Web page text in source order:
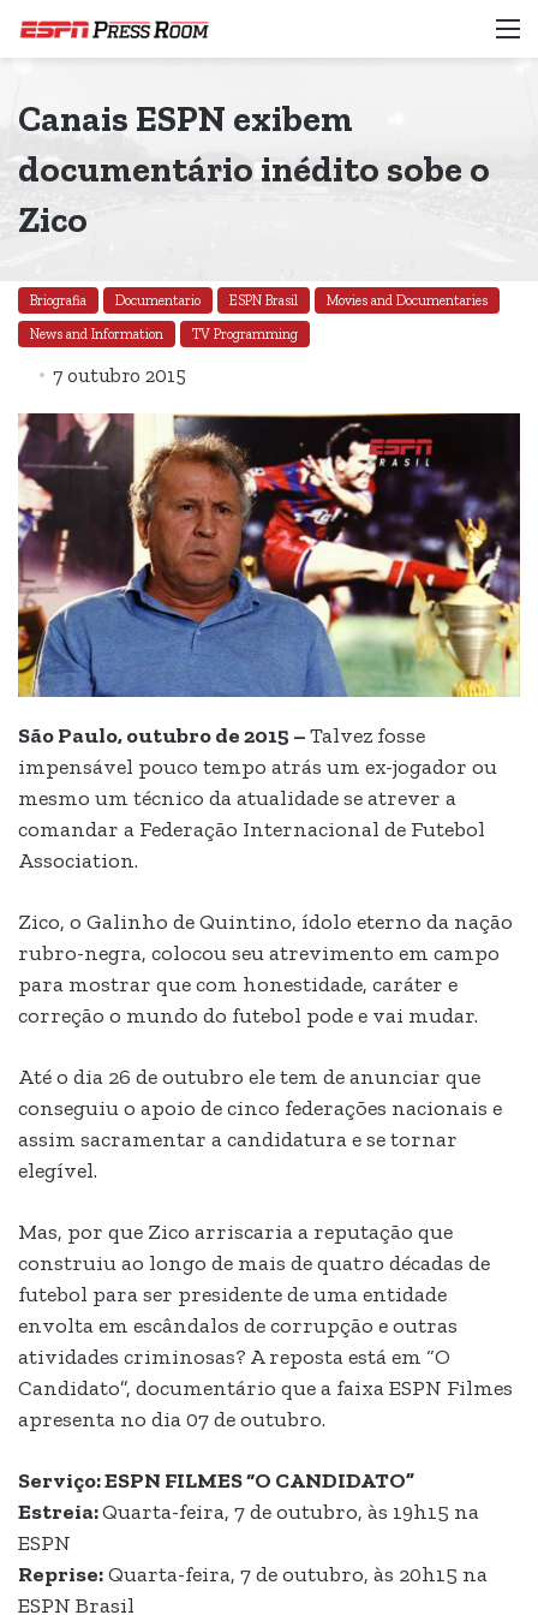
Canais ESPN exibem
documentário inédito sobe o
Zico
Briografia Documentario ESPN Brasil
Movies and Documentaries
News and Information
TV Programming
7 outubro 2015
São Paulo, outubro de 2015 –Talvez fosse
impensável pouco tempo atrás um ex-jogador ou
mesmo um técnico da atualidade se atrever a
comandar a Federação Internacional de Futebol
Association.
Zico, o Galinho de Quintino, ídolo eterno da nação
rubro-negra, colocou seu atrevimento em campo
para mostrar que com honestidade, caráter e
correção o mundo do futebol pode e vai mudar.
Até o dia 26 de outubro ele tem de anunciar que
conseguiu o apoio de cinco federações nacionais e
assim sacramentar a candidatura e se tornar
elegível.
Mas, por que Zico arriscaria a reputação que
construiu ao longo de mais de quatro décadas de
futebol para ser presidente de uma entidade
envolta em escândalos de corrupção e outras
atividades criminosas? A reposta está em “O
Candidato”, documentário que a faixa ESPN Filmes
apresenta no dia 07 de outubro.
Serviço: ESPN FILMES “O CANDIDATO”
Estreia:Quarta-feira, 7 de outubro, às 19h15 na
ESPN
Reprise:Quarta-feira, 7 de outubro, às 20h15 na
ESPN Brasil